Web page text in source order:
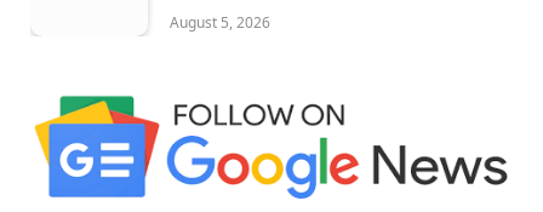
August 5, 2026